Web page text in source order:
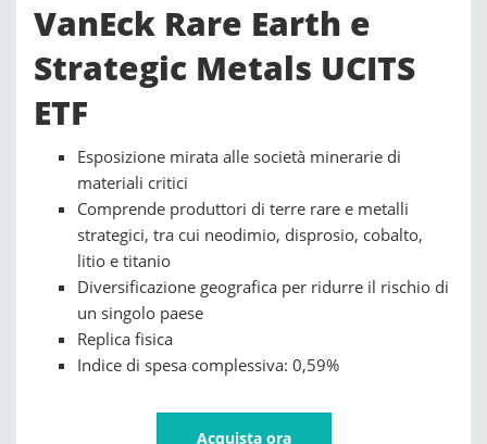
VanEck Rare Earth e
Strategic Metals UCITS
ETF
Esposizione mirata alle società minerarie di
materiali critici
Comprende produttori di terre rare e metalli
strategici, tra cui neodimio, disprosio, cobalto,
litio e titanio
Diversificazione geografica per ridurre il rischio di
un singolo paese
Replica fisica
Indice di spesa complessiva: 0,59%
Acquista ora